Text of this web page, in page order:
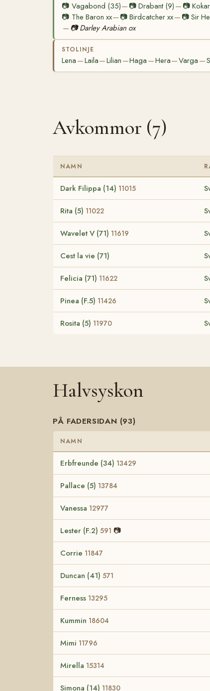
📷 Vagabond (35)— 📷Drabant (9) — 📷
📷 The Baron xx— 📷Birdcatcher xx— 📷 Sir
— 📷 Darley Arabian ox
STOLINJE
Lena —Laila—Lilian —Haga —Hera—Varga —
Avkommor (7)
NAMN
Dark Filippa (14) 11015
Rita (5) 11022
Wavelet V (71) 11619
Cest la vie (71)
Felicia (71) 11622
Pinea (F.5) 11426
Rosita (5) 11970
Halvsyskon
PÅ FADERSIDAN (93)
NAMN
Erbfreunde (34) 13429
Pallace (5) 13784
Vanessa 12977
Lester (F.2) 591 📷
Corrie 11847
Duncan (41) 571
Ferness 13295
Kummin 18604
Mimi 11796
Mirella 15314
Simona (14) 11830